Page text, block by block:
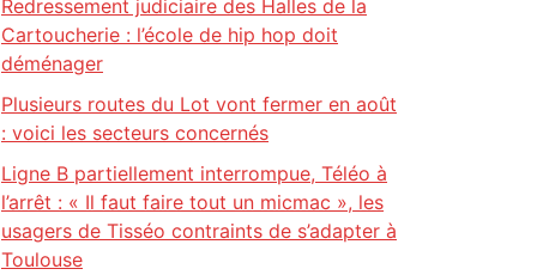
Redressement judiciaire des Halles de la
Cartoucherie : l’école de hip hop doit
déménager
Plusieurs routes du Lot vont fermer en août
: voici les secteurs concernés
Ligne B partiellement interrompue, Téléo à
l’arrêt : « Il faut faire tout un micmac », les
usagers de Tisséo contraints de s’adapter à
Toulouse